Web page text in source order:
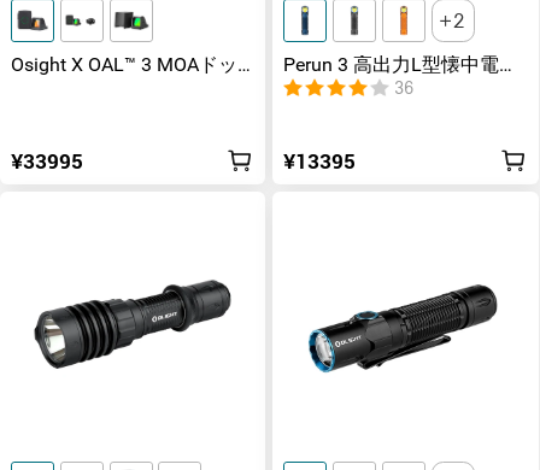
Osight X OAL™ 3 MOAドッ
¥33995
2
Perun 3 高出力L型懐中電灯
3000ルーメン36
¥13395